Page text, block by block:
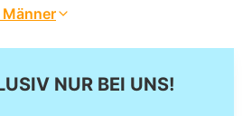
Männer
NUR BEI UNS!